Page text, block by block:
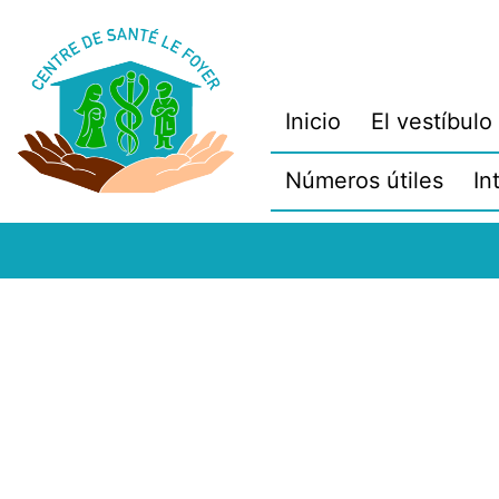
contenido
Inicio El vestíbulo
Números útiles